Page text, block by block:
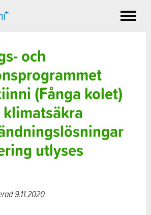
Toggle
och
(Fånga kolet)
utlyses
9.11.2020